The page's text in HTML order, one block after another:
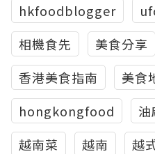
hkfoodblogger
相機食先
美食分享
香港美食指南
美食
hongkongfood
油
越南菜
越南 越